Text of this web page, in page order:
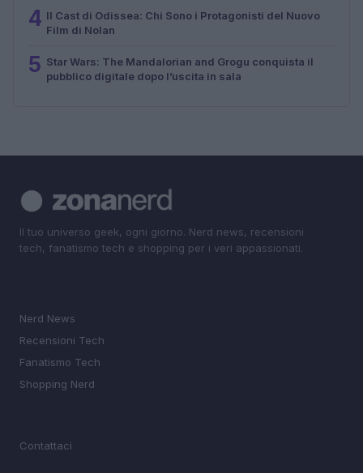
4 Il Cast di Odissea: Chi Sono i Protagonisti del Nuovo
Film di Nolan
5 Star Wars: The Mandalorian and Grogu conquista il
pubblico digitale dopo l’uscita in sala
Il tuo universo geek, ogni giorno. Nerd news, recensioni
tech, fanatismo tech e shopping per i veri appassionati.
Nerd News
Recensioni Tech
Fanatismo Tech
Shopping Nerd
Contattaci